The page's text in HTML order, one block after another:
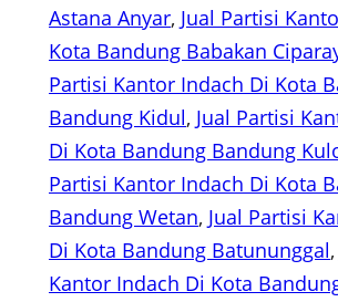
Astana Anyar, Jual Partisi
Kota Bandung Babakan
Partisi Kantor Indach Di Kota
Bandung Kidul, Jual Partisi
Di Kota Bandung Bandung
Partisi Kantor Indach Di Kota
Bandung Wetan, Jual Partisi
Di Kota Bandung Batununggal,
Kantor Indach Di Kota